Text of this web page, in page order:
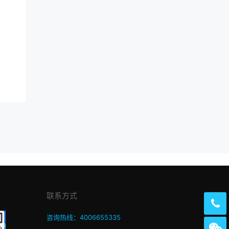
联系方式
咨询热线：4006655335